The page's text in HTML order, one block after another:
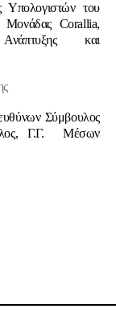
Υπολογιστών του
Μονάδας Corallia,
και
Σύμβουλος
Γ.Γ. Μέσων